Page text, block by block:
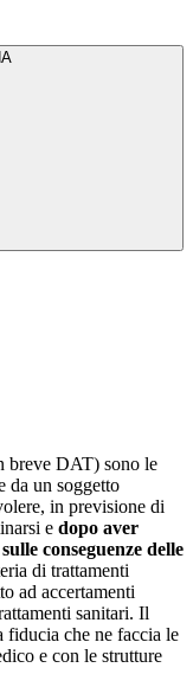
breve DAT) sono le
da un soggetto
in previsione di
e dopo aver
conseguenze delle
di trattamenti
ad accertamenti
sanitari. Il
che ne faccia le
e con le strutture